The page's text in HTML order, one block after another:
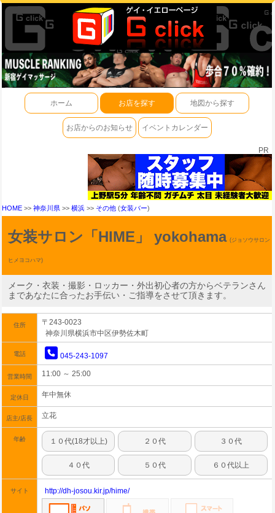
ホーム お店を探す 地図から探す
お店からのお知らせ イベントカレンダー
PR
HOME >> 神奈川県 >> 横浜 >> その他 (女装バー)
女装サロン「HIME」 yokohama (ジョソウサロン
ヒメヨコハマ)
メーク・衣装・撮影・ロッカー・外出初心者の方からベテランさん
まであなたに合ったお手伝い・ご指導をさせて頂きます。
住所
〒243-0023
神奈川県横浜市中区伊勢佐木町
電話 045-243-1097
営業時間 11:00 ～ 25:00
定休日 年中無休
店主/店長 立花
年齢 １０代(18才以上) ２０代 ３０代
４０代 ５０代 ６０代以上
サイト http://dh-josou.kir.jp/hime/